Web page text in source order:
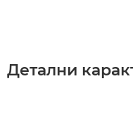
Детални